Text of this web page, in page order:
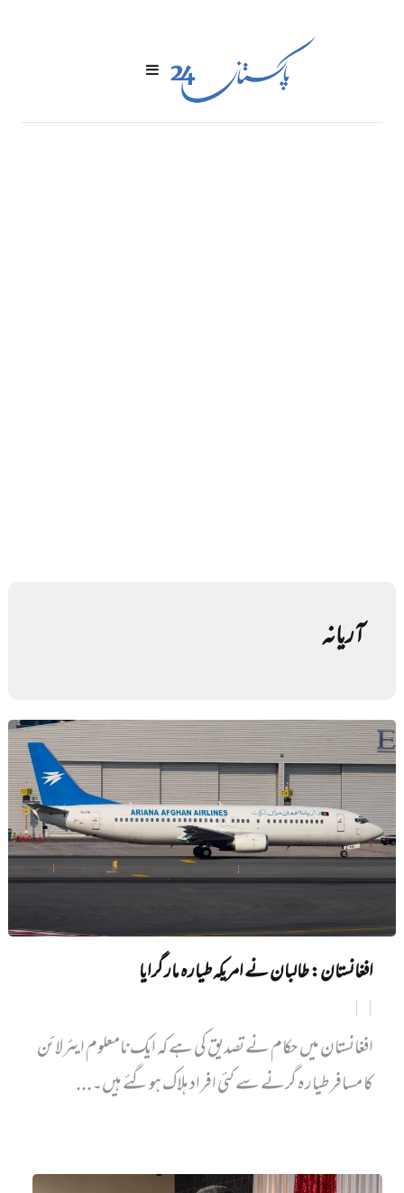
آریانہ
افغانستان: طالبان نے امریکہ طیارہ مار گرایا
افغانستان میں حکام نے تصدیق کی ہے کہ ایک نامعلوم ایئرلائن
کا مسافر طیارہ گرنے سے کئی افراد ہلاک ہوگئے ہیں۔...